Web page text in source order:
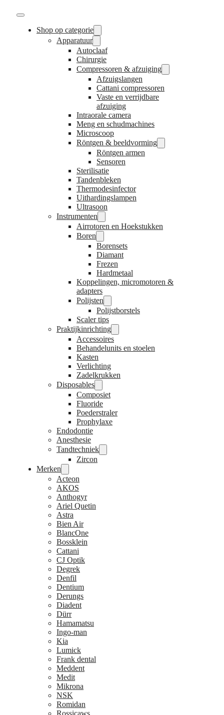
Shop op categorie
Apparatuur
Autoclaaf
Chirurgie
Compressoren & afzuiging
Afzuigslangen
Cattani compressoren
Vaste en verrijdbare
afzuiging
Intraorale camera
Meng en schudmachines
Microscoop
Röntgen & beeldvorming
Röntgen armen
Sensoren
Sterilisatie
Tandenbleken
Thermodesinfector
Uithardingslampen
Ultrasoon
Instrumenten
Airrotoren en Hoekstukken
Boren
Borensets
Diamant
Frezen
Hardmetaal
Koppelingen, micromotoren &
adapters
Polijsten
Polijstborstels
Scaler tips
Praktijkinrichting
Accessoires
Behandelunits en stoelen
Kasten
Verlichting
Zadelkrukken
Disposables
Composiet
Fluoride
Poederstraler
Prophylaxe
Endodontie
Anesthesie
Tandtechniek
Zircon
Merken
Acteon
AKOS
Anthogyr
Ariel Quetin
Astra
Bien Air
BlancOne
Bossklein
Cattani
CJ Optik
Degrek
Denfil
Dentium
Derungs
Diadent
Dürr
Hamamatsu
Ingo-man
Kia
Lumick
Frank dental
Meddent
Medit
Mikrona
NSK
Romidan
Rossicaws